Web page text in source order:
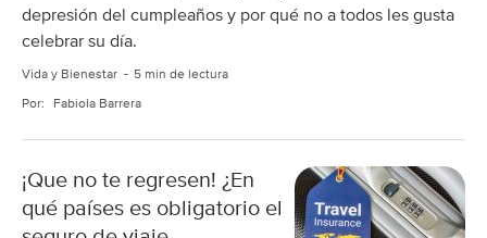
depresión del cumpleaños y por qué no a todos les gusta
celebrar su día.
Vida y Bienestar 5 min de lectura
Por: Fabiola Barrera
¡Que no te regresen! ¿En
qué países es obligatorio el